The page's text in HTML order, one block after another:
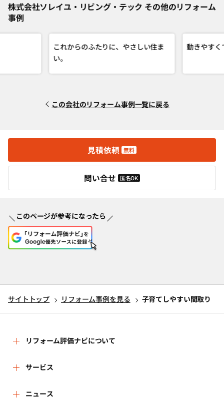
株式会社ソレイユ・リビング・テック その他のリフォーム
事例
これからのふたりに、やさしい住ま
い。
動きやすく
この会社のリフォーム事例一覧に戻る
見積依頼 無料
問い合せ 匿名OK
このページが参考になったら
サイトトップ リフォーム事例を見る 子育てしやすい間取り
リフォーム評価ナビについて
リフォーム評価ナビとは
運営体制
サービス
リフォーム会社を探す
ニュース